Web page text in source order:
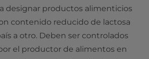
designar productos alimenticios
contenido reducido de lactosa
a otro. Deben ser controlados
el productor de alimentos en